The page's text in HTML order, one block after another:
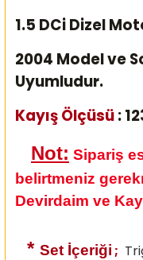
1.5 DCi Dizel
2004 Model ve
Uyumludur.
Kayış Ölçüsü:
Not: Sipariş
belirtmeniz
Devirdaim ve
* Set İçeriği ;